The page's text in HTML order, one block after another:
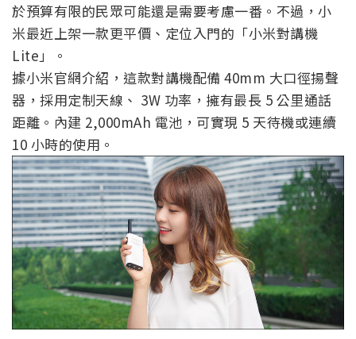
於預算有限的民眾可能還是需要考慮一番。不過，小
米最近上架一款更平價、定位入門的「小米對講機
Lite」。
據小米官網介紹，這款對講機配備 40mm 大口徑揚聲
器，採用定制天線、 3W 功率，擁有最長 5 公里通話
距離。內建 2,000mAh 電池，可實現 5 天待機或連續
10 小時的使用。